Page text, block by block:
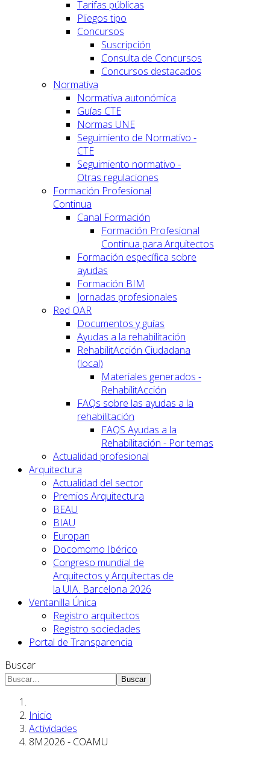
Tarifas públicas
Pliegos tipo
Concursos
Suscripción
Consulta de Concursos
Concursos destacados
Normativa
Normativa autonómica
Guías CTE
Normas UNE
Seguimiento de Normativo -
CTE
Seguimiento normativo -
Otras regulaciones
Formación Profesional
Continua
Canal Formación
Formación Profesional
Continua para Arquitectos
Formación específica sobre
ayudas
Formación BIM
Jornadas profesionales
Red OAR
Documentos y guías
Ayudas a la rehabilitación
RehabilitAcción Ciudadana
(local)
Materiales generados -
RehabilitAcción
FAQs sobre las ayudas a la
rehabilitación
FAQS Ayudas a la
Rehabilitación - Por temas
Actualidad profesional
Arquitectura
Actualidad del sector
Premios Arquitectura
BEAU
BIAU
Europan
Docomomo Ibérico
Congreso mundial de
Arquitectos y Arquitectas de
la UIA. Barcelona 2026
Ventanilla Única
Registro arquitectos
Registro sociedades
Portal de Transparencia
Buscar
Buscar
Inicio
Actividades
8M2026 - COAMU